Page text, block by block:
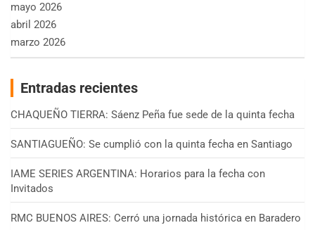
mayo 2026
abril 2026
marzo 2026
Entradas recientes
CHAQUEÑO TIERRA: Sáenz Peña fue sede de la quinta fecha
SANTIAGUEÑO: Se cumplió con la quinta fecha en Santiago
IAME SERIES ARGENTINA: Horarios para la fecha con
Invitados
RMC BUENOS AIRES: Cerró una jornada histórica en Baradero